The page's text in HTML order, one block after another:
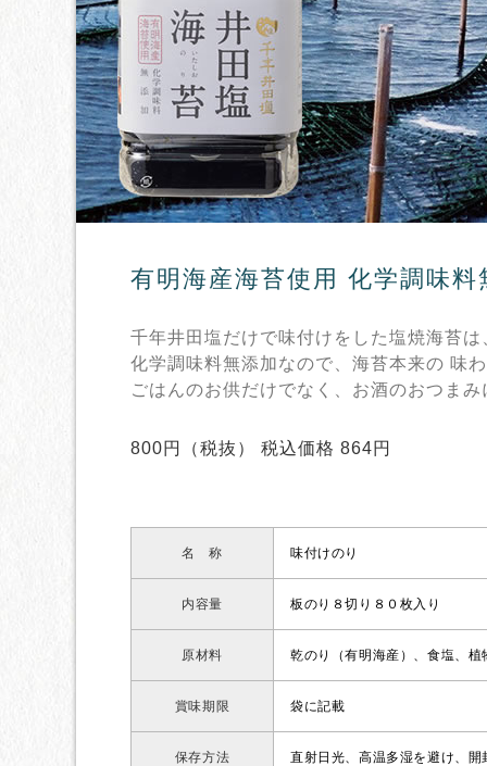
有明海産海苔使用 化学調味
千年井田塩だけで味付けをした塩焼海苔
化学調味料無添加なので、海苔本来の 味
ごはんのお供だけでなく、お酒のおつまみ
800円（税抜） 税込価格 864円
名 称 味付けのり
内容量 板のり８切り８０枚入り
原材料 乾のり（有明海産）、食塩、植
賞味期限 袋に記載
保存方法 直射日光、高温多湿を避け、